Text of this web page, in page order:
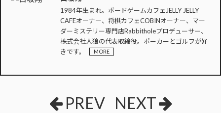
1984年生まれ。ボードゲームカフェJELLY JELLY
CAFEオーナー、将棋カフェCOBINオーナー、マー
ダーミステリー専門店Rabbitholeプロデューサー、
株式会社人狼の代表取締役。ポーカーとゴルフが好
きです。
MORE
PREV NEXT